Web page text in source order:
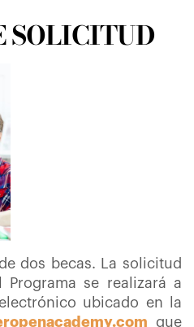
SOLICITUD
dos becas. La solicitud
se realizará a
ubicado en la
que